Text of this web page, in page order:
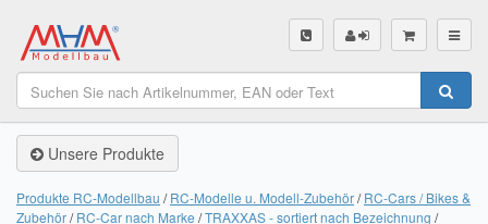
SHOP
Unsere Produkte
Unsere Produkte
Produkte RC-Modellbau RC-Modelle u. Modell-Zubehör RC-Cars / Bikes &
Zubehör RC-Car nach Marke TRAXXAS - sortiert nach Bezeichnung